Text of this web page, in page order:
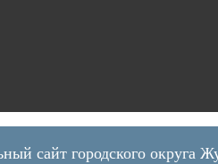
сайт городского округа